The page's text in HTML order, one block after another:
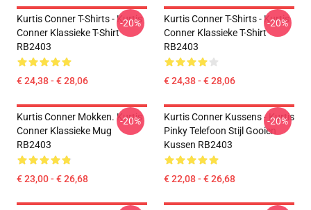
Kurtis Conner T-Shirts - Kurtis
Conner Klassieke T-Shirt
RB2403
€ 24,38 - € 28,06
-20%
Kurtis Conner T-Shirts - Kurtis
Conner Klassieke T-Shirt
RB2403
€ 24,38 - € 28,06
-20%
Kurtis Conner Mokken. Kurtis
Conner Klassieke Mug
RB2403
€ 23,00 - € 26,68
-20%
Kurtis Conner Kussens - Kurtis
Pinky Telefoon Stijl Gooien
Kussen RB2403
€ 22,08 - € 26,68
-20%